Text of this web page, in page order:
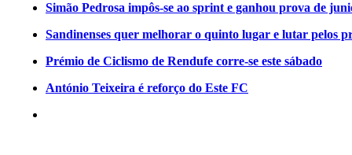
Simão Pedrosa impôs-se ao sprint e ganhou prova de
Sandinenses quer melhorar o quinto lugar e lutar pelos
Prémio de Ciclismo de Rendufe corre-se este sábado
António Teixeira é reforço do Este FC